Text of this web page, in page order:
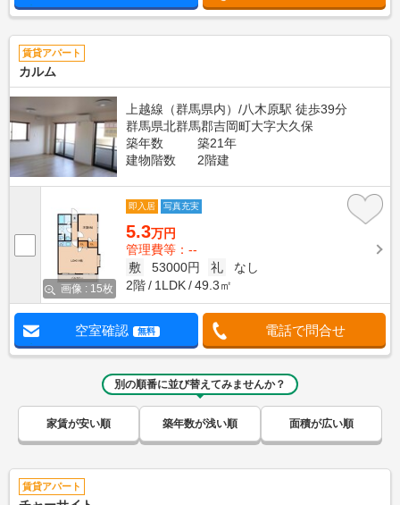
賃貸アパート
カルム
上越線（群馬県内）/八木原駅 徒歩39分
群馬県北群馬郡吉岡町大字大久保
築年数
築21年
建物階数
2階建
画像 : 15枚
即入居 写真充実
5.3万円
管理費等：--
敷
53000円 礼
なし
2階
1LDK 49.3㎡
空室確認 無料 電話で問合せ
別の順番に並び替えてみませんか？
家賃が安い順 築年数が浅い順 面積が広い順
賃貸アパート